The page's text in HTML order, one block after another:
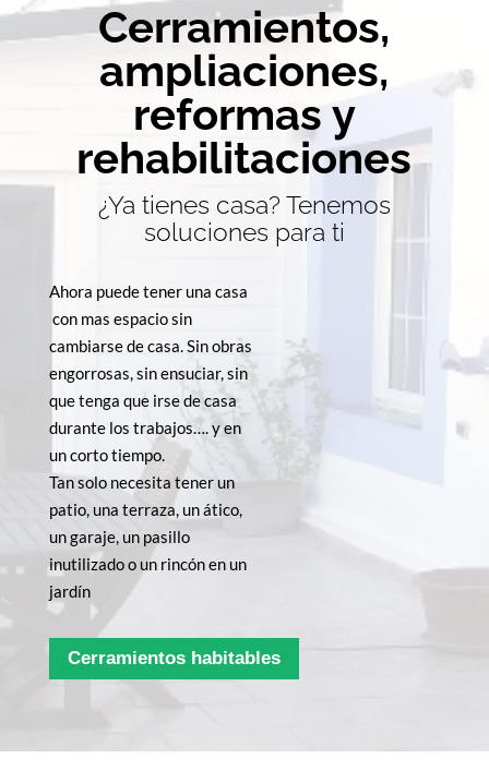
Cerramientos,
ampliaciones,
reformas y
rehabilitaciones
¿Ya tienes casa? Tenemos
soluciones para ti
Ahora puede tener una casa
con mas espacio sin
cambiarse de casa. Sin obras
engorrosas, sin ensuciar, sin
que tenga que irse de casa
durante los trabajos…. y en
un corto tiempo.
Tan solo necesita tener un
patio, una terraza, un ático,
un garaje, un pasillo
inutilizado o un rincón en un
jardín
Cerramientos habitables